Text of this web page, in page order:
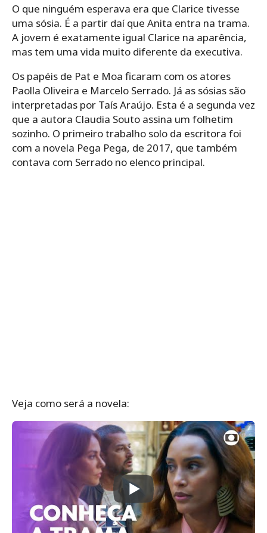
O que ninguém esperava era que Clarice tivesse
uma sósia. É a partir daí que Anita entra na trama.
A jovem é exatamente igual Clarice na aparência,
mas tem uma vida muito diferente da executiva.
Os papéis de Pat e Moa ficaram com os atores
Paolla Oliveira e Marcelo Serrado. Já as sósias são
interpretadas por Taís Araújo. Esta é a segunda vez
que a autora Claudia Souto assina um folhetim
sozinho. O primeiro trabalho solo da escritora foi
com a novela Pega Pega, de 2017, que também
contava com Serrado no elenco principal.
Veja como será a novela: